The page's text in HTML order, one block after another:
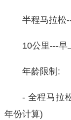
半程马拉松
10公里---早
年龄限制:
- 全程马拉
年份计算)